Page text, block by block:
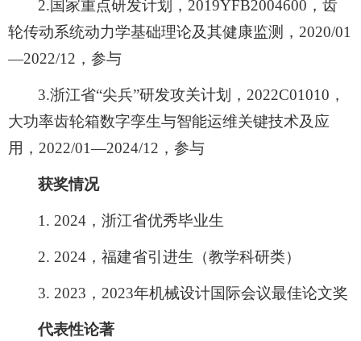
2.国家重点研发计划，2019YFB2004600，齿
轮传动系统动力学基础理论及其健康监测，2020/01
—2022/12，参与
3.浙江省“尖兵”研发攻关计划，2022C01010，
大功率齿轮箱数字孪生与智能运维关键技术及应
用，2022/01—2024/12，参与
获奖情况
1. 2024，浙江省优秀毕业生
2. 2024，福建省引进生（教学科研类）
3. 2023，2023年机械设计国际会议最佳论文奖
代表性论著